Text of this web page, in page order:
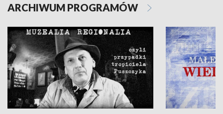
ARCHIWUM PROGRAMÓW